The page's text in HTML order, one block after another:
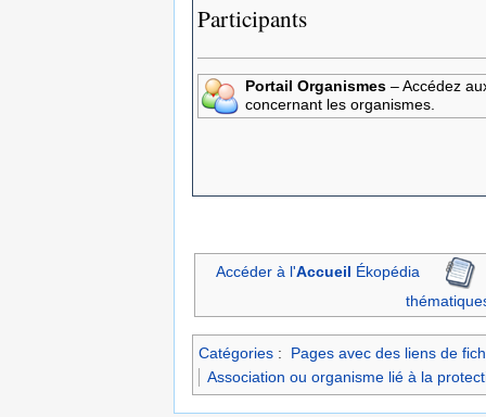
Participants
Portail Organismes – Accédez
concernant les organismes.
Accéder à l'Accueil
Ékopédia
Catégories :
Pages avec des liens de
Association ou organisme lié à la